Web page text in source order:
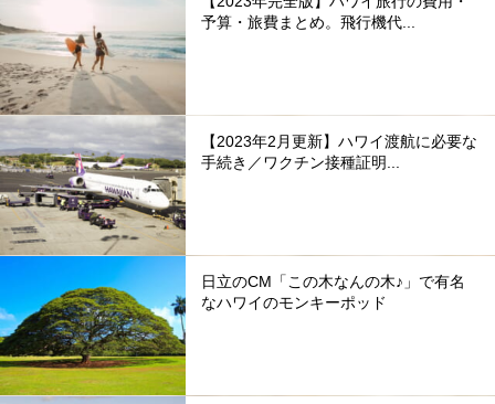
予算・旅費まとめ。飛行機代...
【2023年2月更新】ハワイ渡航に必要な
手続き／ワクチン接種証明...
日立のCM「この木なんの木♪」で有名
なハワイのモンキーポッド